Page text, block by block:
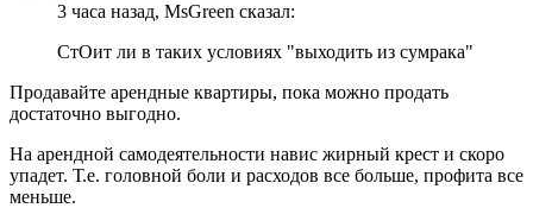
3 часа назад, MsGreen сказал:
СтОит ли в таких условиях "выходить из сумрака"
Продавайте арендные квартиры, пока можно продать
достаточно выгодно.
На арендной самодеятельности навис жирный крест и скоро
упадет. Т.е. головной боли и расходов все больше, профита все
меньше.